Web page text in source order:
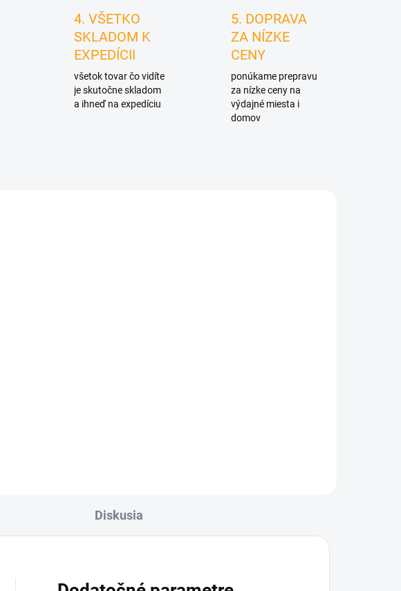
4. VŠETKO
SKLADOM K
EXPEDÍCII
všetok tovar čo vidíte
je skutočne skladom
a ihneď na expedíciu
5. DOPRAVA
ZA NÍZKE
CENY
ponúkame prepravu
za nízke ceny na
výdajné miesta i
domov
Diskusia